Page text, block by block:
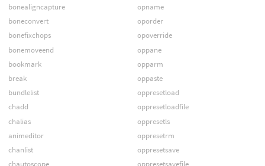
bonealigncapture
boneconvert
bonefixchops
bonemoveend
bookmark
break
bundlelist
chadd
chalias
animeditor
chanlist
opname
oporder
opoverride
oppane
opparm
oppaste
oppresetload
oppresetloadfile
oppresetls
oppresetrm
oppresetsave